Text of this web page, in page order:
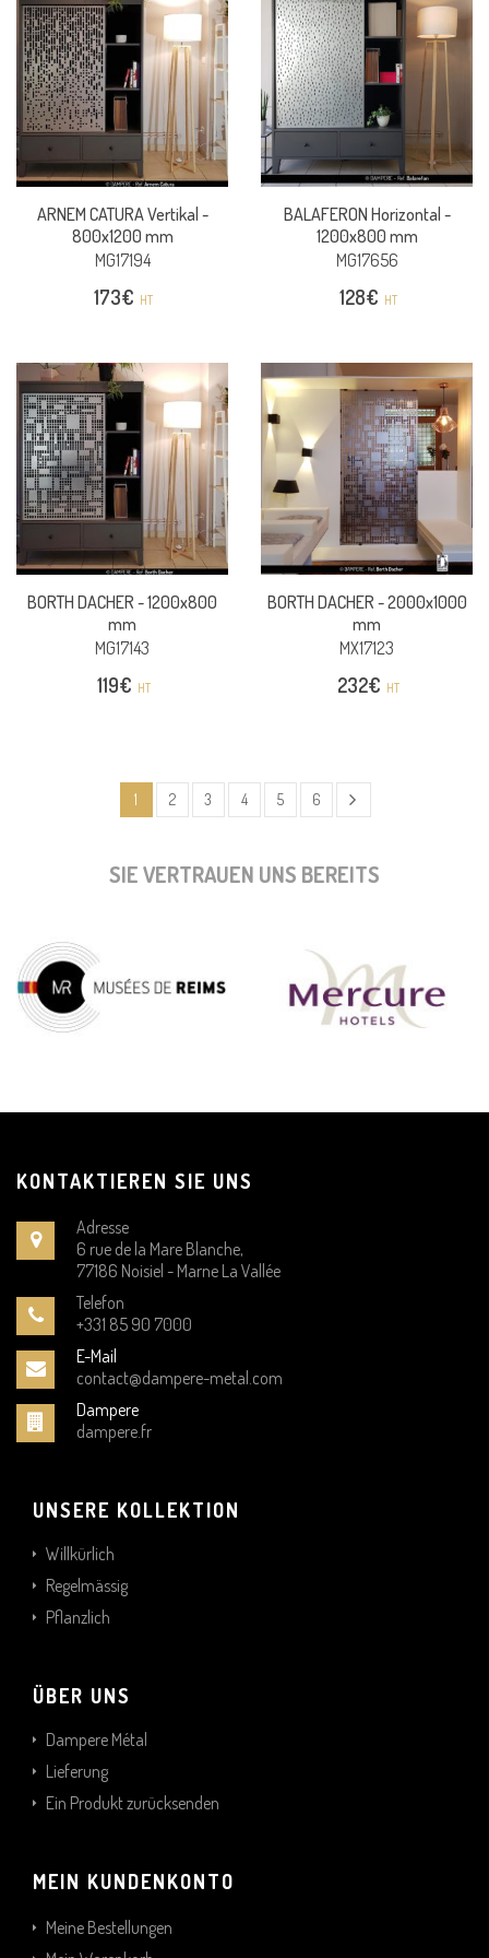
ARNEM CATURA Vertikal -
800x1200 mm
MG17194
173€ HT
BALAFERON Horizontal -
1200x800 mm
MG17656
128€ HT
BORTH DACHER -1200x800
mm
MG17143
119€ HT
BORTH DACHER -2000x1000
mm
MX17123
232€ HT
1 2 3 4 5 6
SIE VERTRAUEN UNS BEREITS
KONTAKTIEREN SIE UNS
Adresse
6 rue de la Mare Blanche,
77186 Noisiel - Marne La Vallée
Telefon
+331 85 90 7000
E-Mail
contact@dampere-metal.com
Dampere
dampere.fr
UNSERE KOLLEKTION
Willkürlich
Regelmässig
Pflanzlich
ÜBER UNS
Dampere Métal
Lieferung
Ein Produkt zurücksenden
MEIN KUNDENKONTO
Meine Bestellungen